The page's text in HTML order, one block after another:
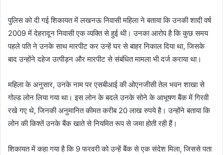
पुलिस को दी गई शिकायत में लखनऊ निवासी महिला ने बताया कि उनकी शादी वर्ष
2009 में देहरादून निवासी एक व्यक्ति से हुई थी। उनका आरोप है कि कुछ समय
पहले पति ने उनके साथ मारपीट कर उन्हें घर से बाहर निकाल दिया था, जिसके
बाद उन्होंने दहेज उत्पीड़न और मारपीट से संबंधित मामला भी दर्ज कराया था।
महिला के अनुसार, उनके नाम पर एसबीआई की ओएनजीसी तेल भवन शाखा से
गोल्ड लोन लिया गया था। इस लोन के बदले उनके सोने के आभूषण बैंक में गिरवी
रखे गए थे, जिनकी अनुमानित कीमत करीब 20 लाख रुपये है। उन्होंने बताया कि
लोन की किश्तें उनके बैंक खाते से नियमित रूप से जमा होती रही हैं।
शिकायत में कहा गया है कि 9 फरवरी को उन्हें बैंक से एक संदेश मिला, जिससे पता